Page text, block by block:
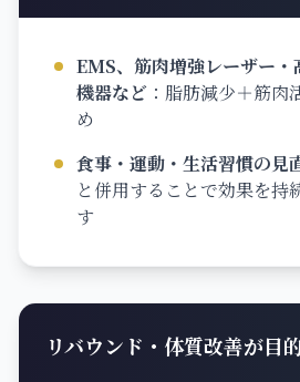
EMS、筋肉増強レーザー
機器など ： 脂肪減少＋筋肉
め
食事・運動・生活習慣の見
と併用することで効果を持
す
リバウンド・体質改善が目